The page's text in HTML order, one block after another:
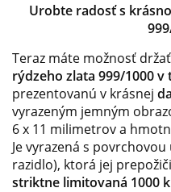
Urobte radosť s­
Teraz máte možnosť
rýdzeho zlata 999/1000
prezentovanú v krásnej
vyrazeným jemným
6 x 11 milimetrov a
Je vyrazená s
razidlo), ktorá jej
striktne limitovaná 1000